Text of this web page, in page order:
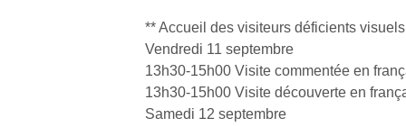
** Accueil des visiteurs déficients visuels
Vendredi 11 septembre
13h30-15h00 Visite commentée en
13h30-15h00 Visite découverte en
Samedi 12 septembre